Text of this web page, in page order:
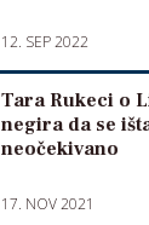
12. SEP 2022
Tara Rukeci o
negira da se
neočekivano
17. NOV 2021